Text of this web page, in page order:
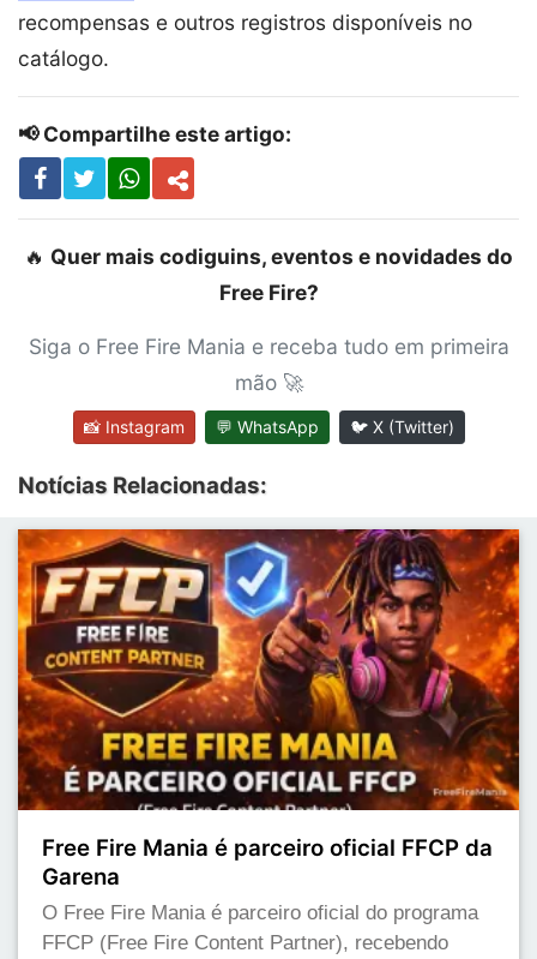
recompensas e outros registros disponíveis no
catálogo.
📢 Compartilhe este artigo:
🔥 Quer mais codiguins, eventos e novidades do
Free Fire?
Siga o Free Fire Mania e receba tudo em primeira
mão 🚀
📸 Instagram 💬 WhatsApp 🐦 X (Twitter)
Notícias Relacionadas:
Free Fire Mania é parceiro oficial FFCP da
Garena
O Free Fire Mania é parceiro oficial do programa
FFCP (Free Fire Content Partner), recebendo